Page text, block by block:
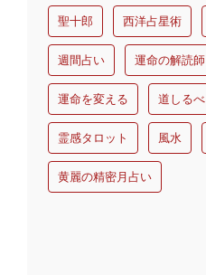
聖十郎 西洋占星術
週間占い 運命の解読師
運命を変える 道しるべ
霊感タロット 風水
黄麗の精密月占い